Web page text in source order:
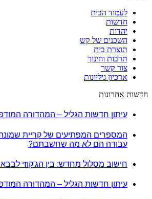
לעמוד הבית
חדשות
יהדות
השכנים של קש
תוצרת בית
תרבות וחינוך
צור קשר
ארכיון גיליונות
חדשות אחרונות
עיתון חדשות הגליל – המהדורה המודפסת
עבודה הם לא מה שחשבתם?
חישוב מסלול מחדש: בין הג'קוזי
עיתון חדשות הגליל – המהדורה המודפסת